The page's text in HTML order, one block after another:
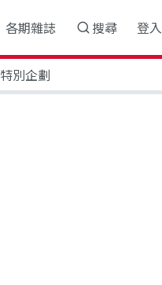
各期雜誌 搜尋 登入
特別企劃